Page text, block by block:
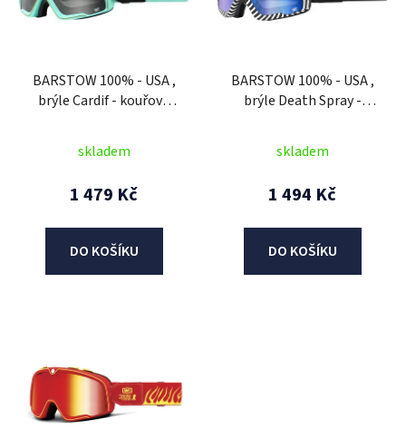
s
BARSTOW 100% - USA ,
brýle Cardif - kouřové
skladem
1 479 Kč
DO KOŠÍKU
BARSTOW 100% - USA ,
brýle Death Spray -
skladem
1 494 Kč
DO KOŠÍKU